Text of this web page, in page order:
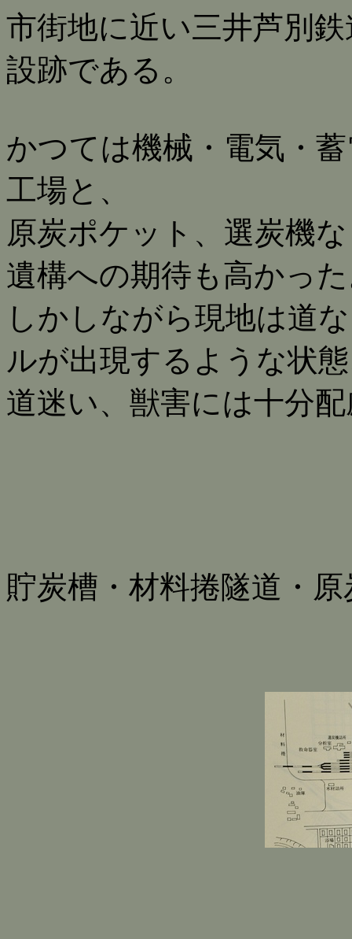
市街地に近い三井芦別
設跡である。
かつては機械・電気・
工場と、
原炭ポケット、選炭機
遺構への期待も高かっ
しかしながら現地は道
ルが出現するような状
道迷い、獣害には十分
貯炭槽・材料捲隧道・